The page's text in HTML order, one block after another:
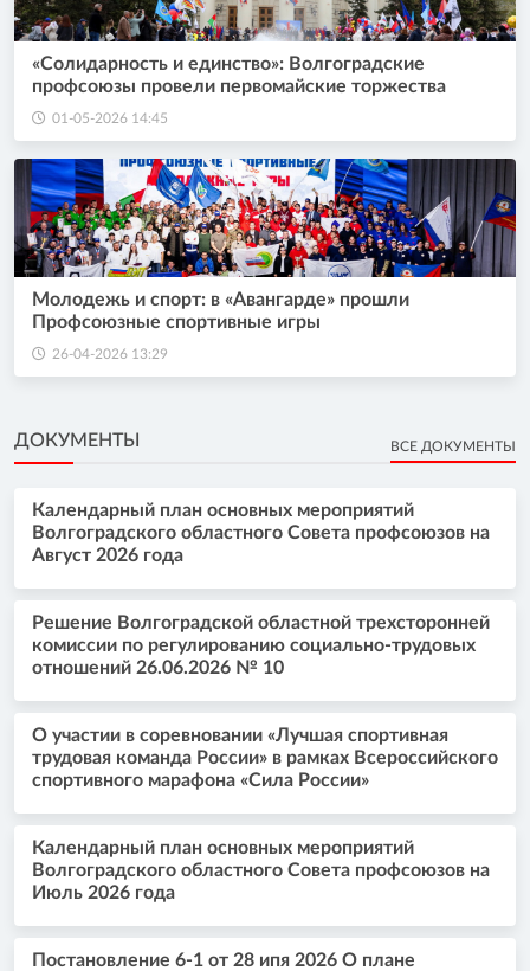
«Солидарность и единство»: Волгоградские
профсоюзы провели первомайские торжества
01-05-2026 14:45
Молодежь и спорт: в «Авангарде» прошли
Профсоюзные спортивные игры
26-04-2026 13:29
ДОКУМЕНТЫ ВСЕ ДОКУМЕНТЫ
Календарный план основных мероприятий
Волгоградского областного Совета профсоюзов на
Август 2026 года
Решение Волгоградской областной трехсторонней
комиссии по регулированию социально-трудовых
отношений 26.06.2026 № 10
О участии в соревновании «Лучшая спортивная
трудовая команда России» в рамках Всероссийского
спортивного марафона «Сила России»
Календарный план основных мероприятий
Волгоградского областного Совета профсоюзов на
Июль 2026 года
Постановление 6-1 от 28 ипя 2026 О плане